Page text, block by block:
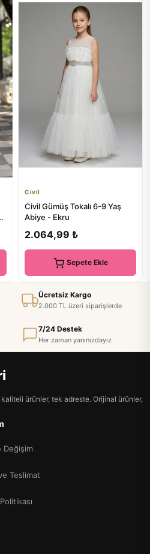
Civil
Civil Gümüş Tokalı 6-9 Yaş
Abiye - Ekru
2.064,99 ₺
Sepete Ekle
Ücretsiz Kargo
2.000 TL üzeri siparişlerde
7/24 Destek
Her zaman yanınızdayız
ürünler, tek adreste. Orijinal ürünler,
Değişim
Teslimat